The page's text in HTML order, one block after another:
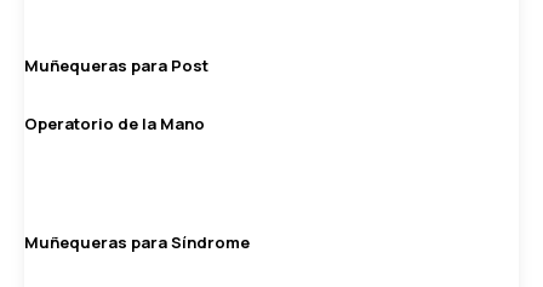
Muñequeras para Post
Operatorio de la Mano
Muñequeras para Síndrome